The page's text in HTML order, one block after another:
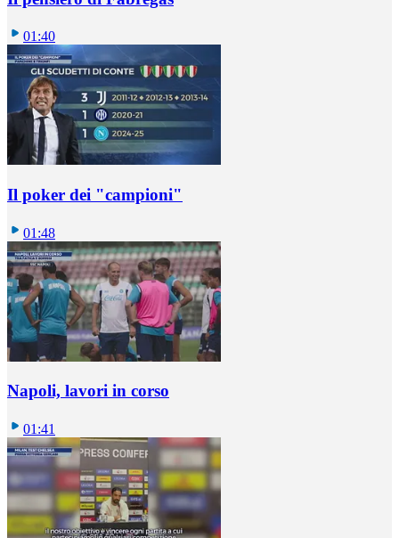
01:40
Il poker dei "campioni"
01:48
Napoli, lavori in corso
01:41